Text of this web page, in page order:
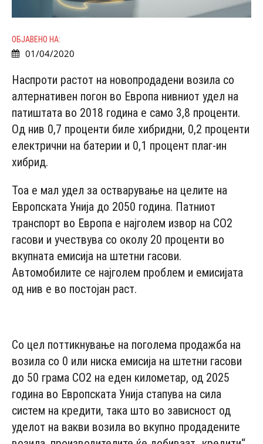
ОБЈАВЕНО НА:
01/04/2020
Наспроти растот на новопродадени возила со
алтернативен погон во Европа нивниот удел на
патиштата во 2018 година е само 3,8 проценти.
Од нив 0,7 проценти биле хибридни, 0,2 проценти
електрични на батерии и 0,1 процент плаг-ин
хибрид.
Тоа е мал удел за остварување на целите на
Европската Унија до 2050 година. Патниот
транспорт во Европа е најголем извор на CO2
гасови и учествува со околу 20 проценти во
вкупната емисија на штетни гасови.
Автомобилите се најголем проблем и емисијата
од нив е во постојан раст.
Со цел поттикнување на поголема продажба на
возила со 0 или ниска емисија на штетни гасови
до 50 грама CO2 на еден километар, од 2025
година во Европската Унија стапува на сила
систем на кредити, така што во зависност од
уделот на вакви возила во вкупно продадените